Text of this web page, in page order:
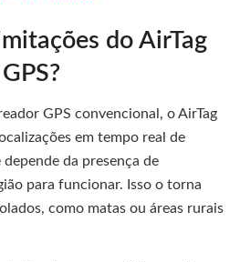
do AirTag
GPS convencional, o AirTag
em tempo real de
da presença de
para funcionar. Isso o torna
como matas ou áreas rurais